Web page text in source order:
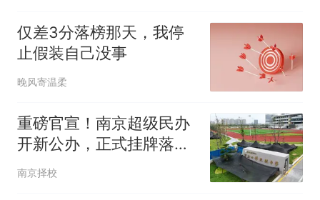
仅差3分落榜那天，我停
止假装自己没事
晚风寄温柔
重磅官宣！南京超级民办
开新公办，正式挂牌落
地！
南京择校